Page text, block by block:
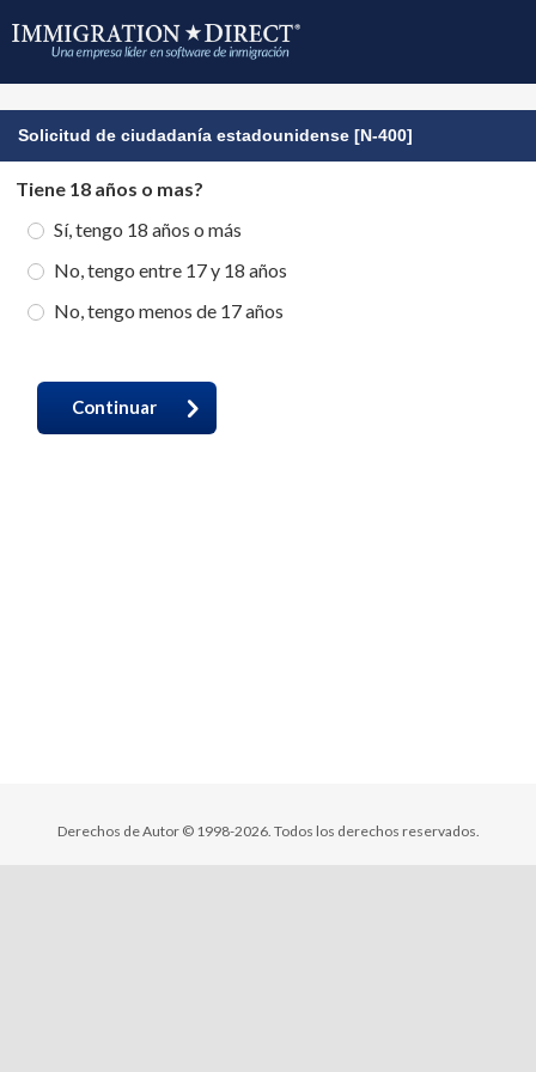
Solicitud de ciudadanía estadounidense [N-400]
Tiene 18 años o mas?
Sí, tengo 18 años o más
No, tengo entre 17 y 18 años
No, tengo menos de 17 años
Continuar
Derechos de Autor © 1998-2026. Todos los derechos reservados.